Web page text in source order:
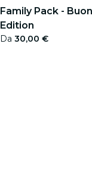
Family Pack -
Edition
Da 30,00 €